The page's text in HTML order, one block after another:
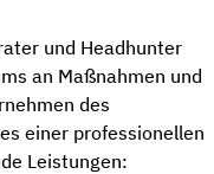
und Headhunter
an Maßnahmen und
des
einer professionellen
Leistungen: